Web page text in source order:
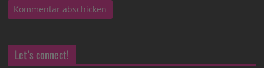
Let’s connect!